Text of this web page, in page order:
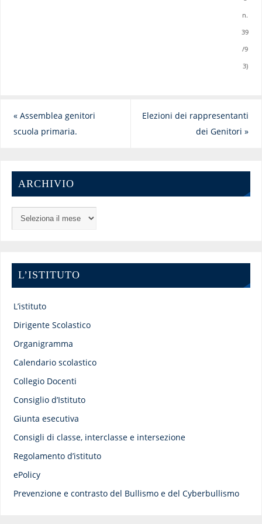
n.
39
/9
3)
«Assemblea genitori
scuola primaria.
Elezioni dei rappresentanti
dei Genitori»
ARCHIVIO
L’ISTITUTO
L’istituto
Dirigente Scolastico
Organigramma
Calendario scolastico
Collegio Docenti
Consiglio d’Istituto
Giunta esecutiva
Consigli di classe, interclasse e intersezione
Regolamento d’istituto
ePolicy
Prevenzione e contrasto del Bullismo e del Cyberbullismo